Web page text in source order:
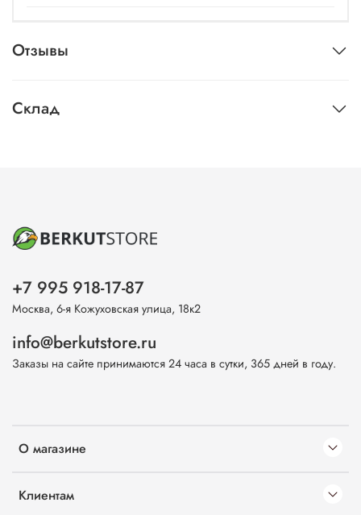
Отзывы
Склад
О магазине
Клиентам
+7 995 918-17-87
Москва, 6-я Кожуховская улица, 18к2
info@berkutstore.ru
Заказы на сайте принимаются 24 часа в сутки, 365 дней в году.